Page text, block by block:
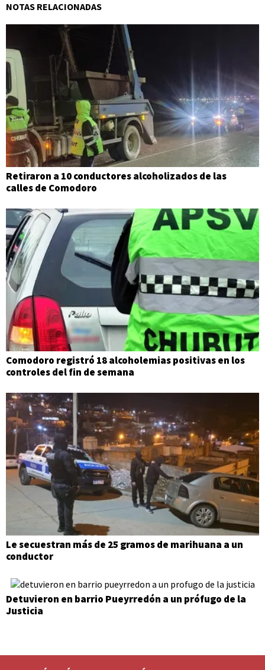
NOTAS RELACIONADAS
Retiraron a 10 conductores alcoholizados de las
calles de Comodoro
Comodoro registró 18 alcoholemias positivas en los
controles del fin de semana
Le secuestran más de 25 gramos de marihuana a un
conductor
Detuvieron en barrio Pueyrredón a un prófugo de la
Justicia